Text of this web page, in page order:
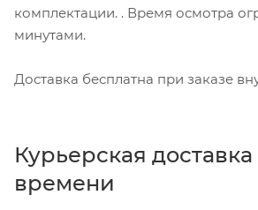
комплектации. . Время осмотра
минутами.
Доставка бесплатна при заказе
Курьерская доставка
времени